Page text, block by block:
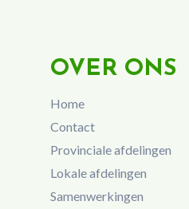
OVER ONS
Home
Contact
Provinciale afdelingen
Lokale afdelingen
Samenwerkingen